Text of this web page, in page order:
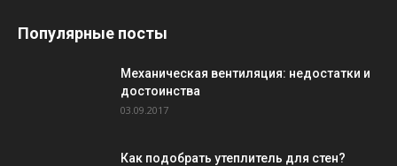
Популярные посты
Механическая вентиляция: недостатки и
достоинства
03.09.2017
Как подобрать утеплитель для стен?